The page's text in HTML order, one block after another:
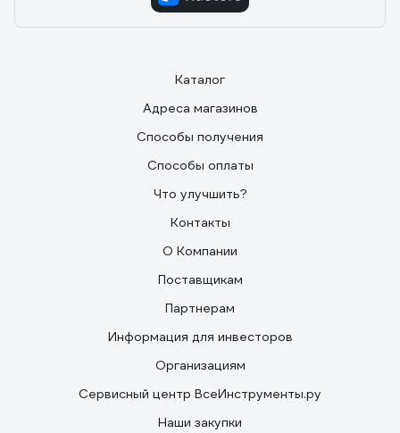
Каталог
Адреса магазинов
Способы получения
Способы оплаты
Что улучшить?
Контакты
О Компании
Поставщикам
Партнерам
Информация для инвесторов
Организациям
Сервисный центр ВсеИнструменты.ру
Наши закупки